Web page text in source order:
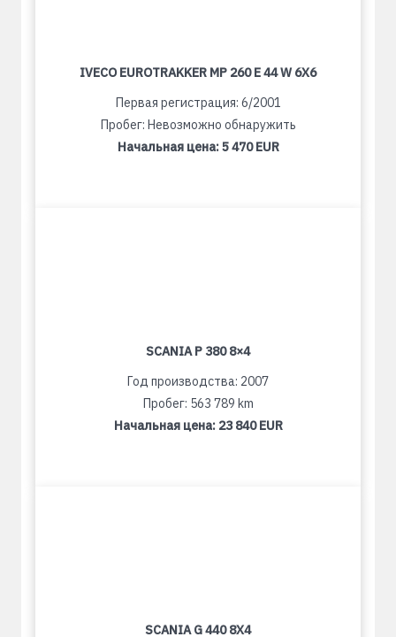
IVECO EUROTRAKKER MP 260 E 44 W 6X6
Первая регистрация: 6/2001
Пробег: Невозможно обнаружить
Начальная цена:5 470 EUR
SCANIA P 380 8×4
Год производства: 2007
Пробег: 563 789 km
Начальная цена: 23 840 EUR
SCANIA G 440 8X4